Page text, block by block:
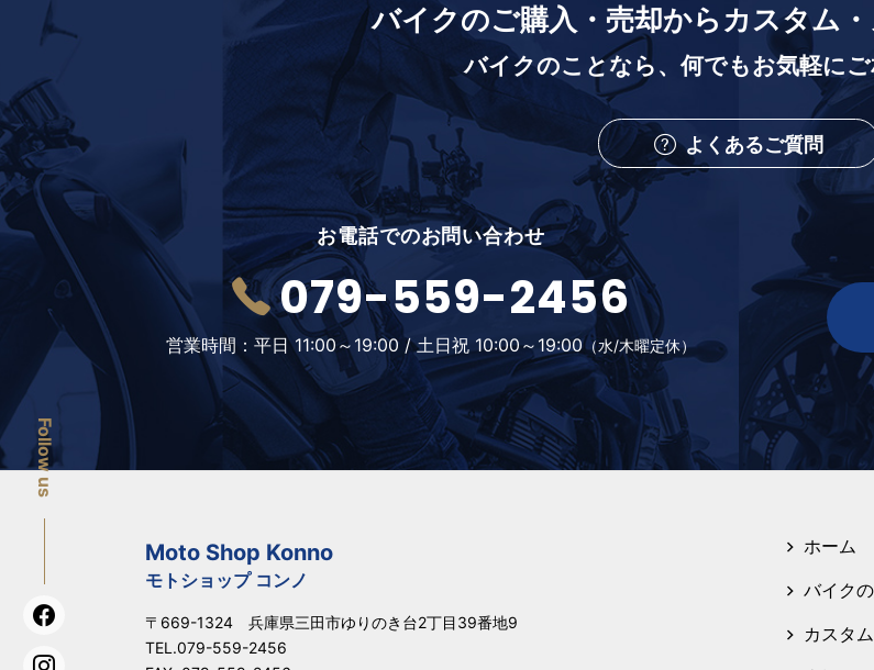
バイクのご購入・売却から カスタム
バイクのことなら、何でもお気軽に
よくあるご質問
お電話でのお問い合わせ
079-559-2456
営業時間： 平日 11:00～19:00 /土日祝 10:00～19:00（水/木曜定休）
Moto Shop Konno
モトショップ コンノ
〒669-1324 兵庫県三田市ゆりのき台2丁目39番地9
TEL.079-559-2456
ホーム
バイク
カスタム
Follow us